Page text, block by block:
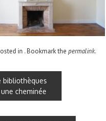
in . Bookmark the permalink.
bibliothèques
cheminée